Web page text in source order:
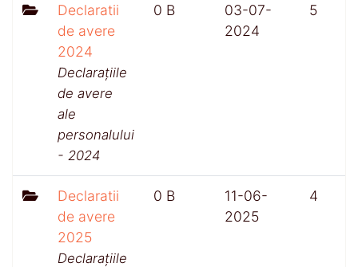
Declaratii
de avere
2024
Declarațiile
de avere
ale
personalului
- 2024
0 B
03-07-
2024
5
Declaratii
de avere
2025
Declarațiile
0 B
11-06-
2025
4